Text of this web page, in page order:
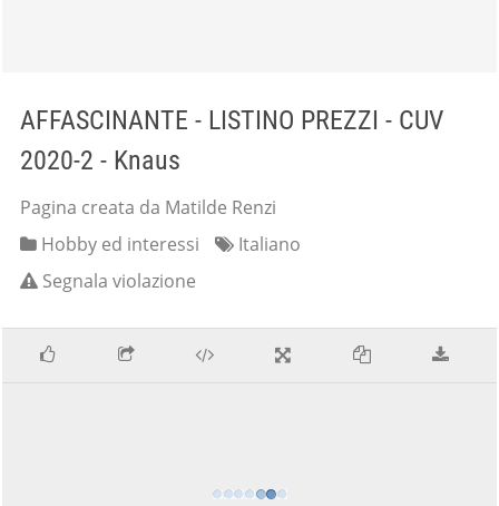
AFFASCINANTE - LISTINO PREZZI - CUV
2020-2 - Knaus
Pagina creata da Matilde Renzi
Hobby ed interessi
Italiano
Segnala violazione